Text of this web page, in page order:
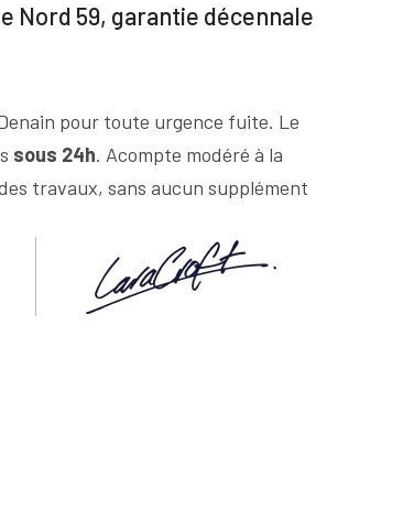
Nord 59, garantie décennale
pour toute urgence fuite. Le
sous 24h. Acompte modéré à la
travaux, sans aucun supplément